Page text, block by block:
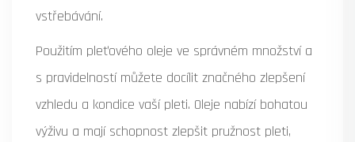
vstřebávání.
Použitím pleťového oleje ve správném množství a
s pravidelností můžete docílit značného zlepšení
vzhledu a kondice vaší pleti. Oleje nabízí bohatou
výživu a mají schopnost zlepšit pružnost pleti,